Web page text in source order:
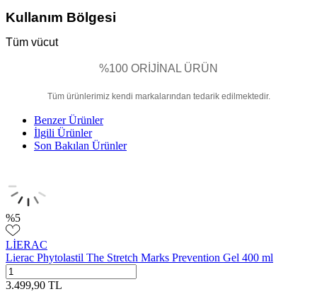
Kullanım Bölgesi
Tüm vücut
%100 ORİJİNAL ÜRÜN
Tüm ürünlerimiz kendi markalarından tedarik edilmektedir.
Benzer Ürünler
İlgili Ürünler
Son Bakılan Ürünler
%5
LİERAC
Lierac Phytolastil The Stretch Marks Prevention Gel 400 ml
3.499,90 TL